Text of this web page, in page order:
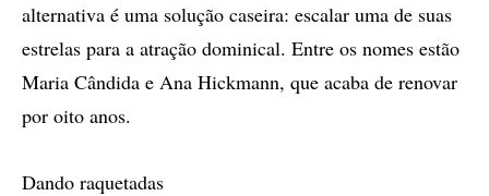
alternativa é uma solução caseira: escalar uma de suas
estrelas para a atração dominical. Entre os nomes estão
Maria Cândida e Ana Hickmann, que acaba de renovar
por oito anos.
Dando raquetadas